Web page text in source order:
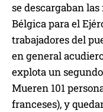
se descargaban
Bélgica para el
trabajadores del
en general
explota un
Mueren 101
franceses), y